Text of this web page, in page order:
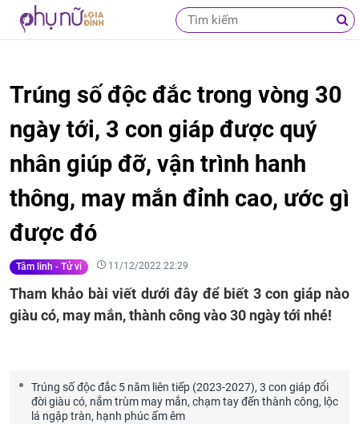
Trúng số độc đắc trong vòng 30
ngày tới, 3 con giáp được quý
nhân giúp đỡ, vận trình hanh
thông, may mắn đỉnh cao, ước gì
được đó
Tâm linh - Tử vi 11/12/2022 22:29
Tham khảo bài viết dưới đây để biết 3 con giáp nào
giàu có, may mắn, thành công vào 30 ngày tới nhé!
Trúng số độc đắc 5 năm liên tiếp (2023-2027), 3 con giáp đổi
đời giàu có, nắm trùm may mắn, chạm tay đến thành công, lộc
lá ngập tràn, hạnh phúc ấm êm